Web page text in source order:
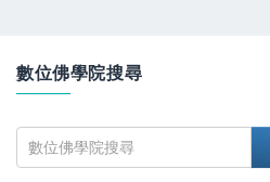
數位佛學院搜尋